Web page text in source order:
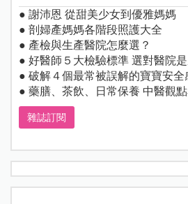
● 謝沛恩 從甜美少女到優雅媽媽
● 剖婦產媽媽各階段照護大全
● 產檢與生產醫院怎麼選？
● 好醫師５大檢驗標準 選對醫院
● 破解４個最常被誤解的寶寶安全
● 藥膳、茶飲、日常保養 中醫觀
雜誌訂閱